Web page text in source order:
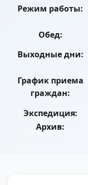
Режим работы:
Обед:
Выходные дни:
График приема
граждан:
Экспедиция:
Архив: